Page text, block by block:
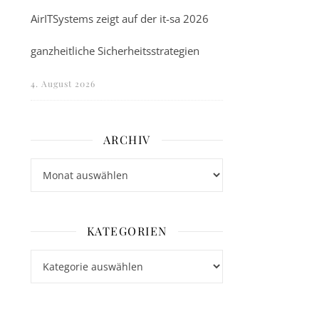
AirITSystems zeigt auf der it-sa 2026
ganzheitliche Sicherheitsstrategien
4. August 2026
ARCHIV
KATEGORIEN